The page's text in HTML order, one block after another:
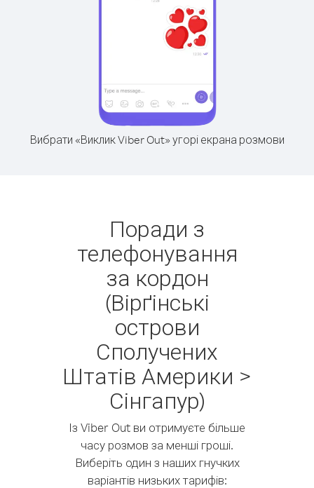
Вибрати «Виклик Viber Out» угорі екрана розмови
Поради з
телефонування
за кордон
(Вірґінські
острови
Сполучених
Штатів Америки >
Сінгапур)
Із Viber Out ви отримуєте більше
часу розмов за менші гроші.
Виберіть один з наших гнучких
варіантів низьких тарифів: